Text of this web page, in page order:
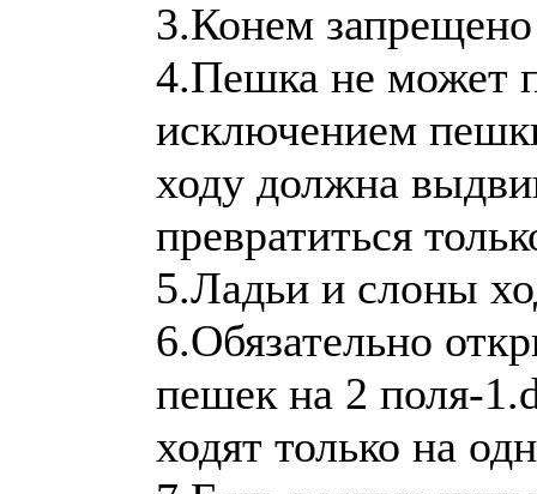
3.Конем запрещено
4.Пешка не может
исключением
ходу должна
превратиться
5.Ладьи и слоны
6.Обязательно
пешек на 2 поля-
ходят только на